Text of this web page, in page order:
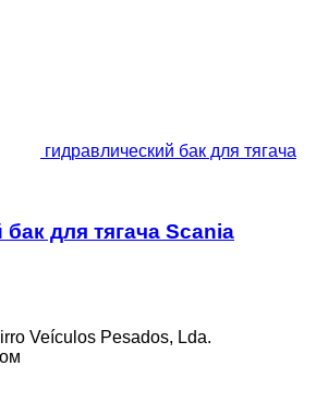
гидравлический бак для тягача
для тягача Scania
Veículos Pesados, Lda.